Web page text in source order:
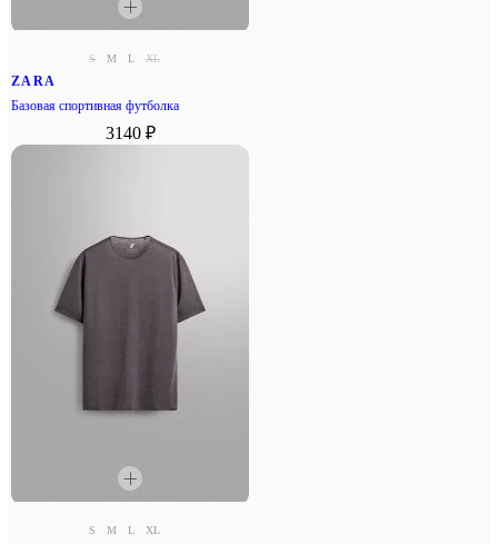
S M L XL
ZARA
Базовая спортивная футболка
3140 ₽
S M L XL